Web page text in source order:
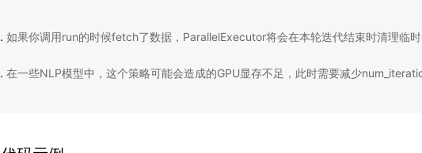
如果你调用run的时候fetch了数据，ParallelExecutor将会在本轮迭代结束时清理临时
在一些NLP模型中，这个策略可能会造成的GPU显存不足，此时需要减少